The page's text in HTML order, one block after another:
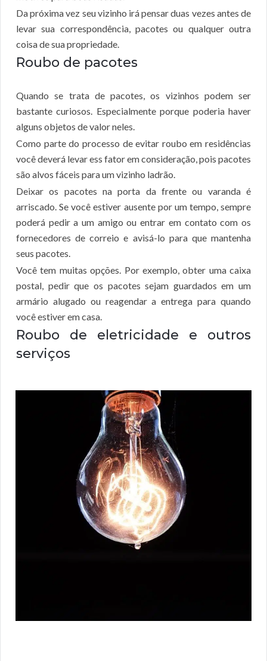
Da próxima vez seu vizinho irá pensar duas vezes antes de
levar sua correspondência, pacotes ou qualquer outra
coisa de sua propriedade.
Roubo de pacotes
Quando se trata de pacotes, os vizinhos podem ser
bastante curiosos. Especialmente porque poderia haver
alguns objetos de valor neles.
Como parte do processo de evitar roubo em residências
você deverá levar ess fator em consideração, pois pacotes
são alvos fáceis para um vizinho ladrão.
Deixar os pacotes na porta da frente ou varanda é
arriscado. Se você estiver ausente por um tempo, sempre
poderá pedir a um amigo ou entrar em contato com os
fornecedores de correio e avisá-lo para que mantenha
seus pacotes.
Você tem muitas opções. Por exemplo, obter uma caixa
postal, pedir que os pacotes sejam guardados em um
armário alugado ou reagendar a entrega para quando
você estiver em casa.
Roubo de eletricidade e outros
serviços